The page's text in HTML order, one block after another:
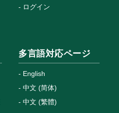
ログイン
多言語対応ページ
English
中文 (简体)
中文 (繁體)